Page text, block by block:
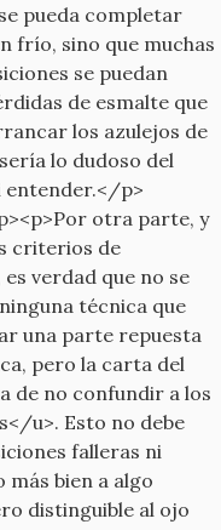
pueda completar
frío, sino que muchas
se puedan
de esmalte que
los azulejos de
lo dudoso del
entender.</p>
otra parte, y
criterios de
verdad que no se
técnica que
una parte repuesta
pero la carta del
de no confundir a los
u>. Esto no debe
falleras ni
más bien a algo
distinguible al ojo